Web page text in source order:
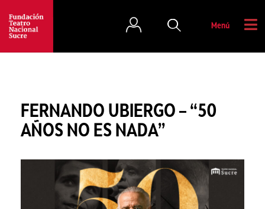
Menú
FERNANDO UBIERGO – “50
AÑOS NO ES NADA”